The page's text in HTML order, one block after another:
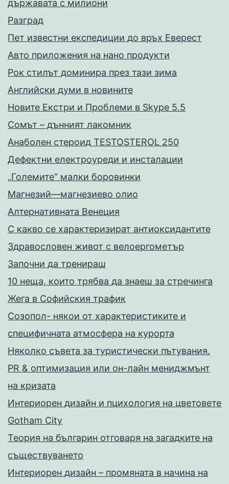
държавата с милиони
Разград
Пет известни експедиции до връх Еверест
Авто приложения на нано продукти
Рок стилът доминира през тази зима
Английски думи в новините
Новите Екстри и Проблеми в Skype 5.5
Сомът – дънният лакомник
Анаболен стероид TESTOSTEROL 250
Дефектни електроуреди и инсталации
„Големите“ малки боровинки
Магнезий—магнезиево олио
Алтернативната Венеция
С какво се характеризират антиоксидантите
Здравословен живот с велоергометър
Запoчни да тренираш
10 неща, които трябва да знаеш за стречинга
Жега в Софийския трафик
Созопол- някои от характеристиките и
специфичната атмосфера на курорта
Няколко съвета за туристически пътувания.
PR & оптимизация или он-лайн мениджмънт
на кризата
Интериорен дизайн и пцихология на цветовете
Gotham City
Теория на българин отговаря на загадките на
съществуването
Интериорен дизайн – промяната в начина на